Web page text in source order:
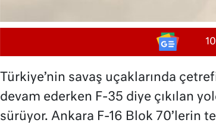
Türkiye’nin savaş uçaklarında
devam ederken F-35 diye çıkılan
sürüyor. Ankara F-16 Blok 70’lerin